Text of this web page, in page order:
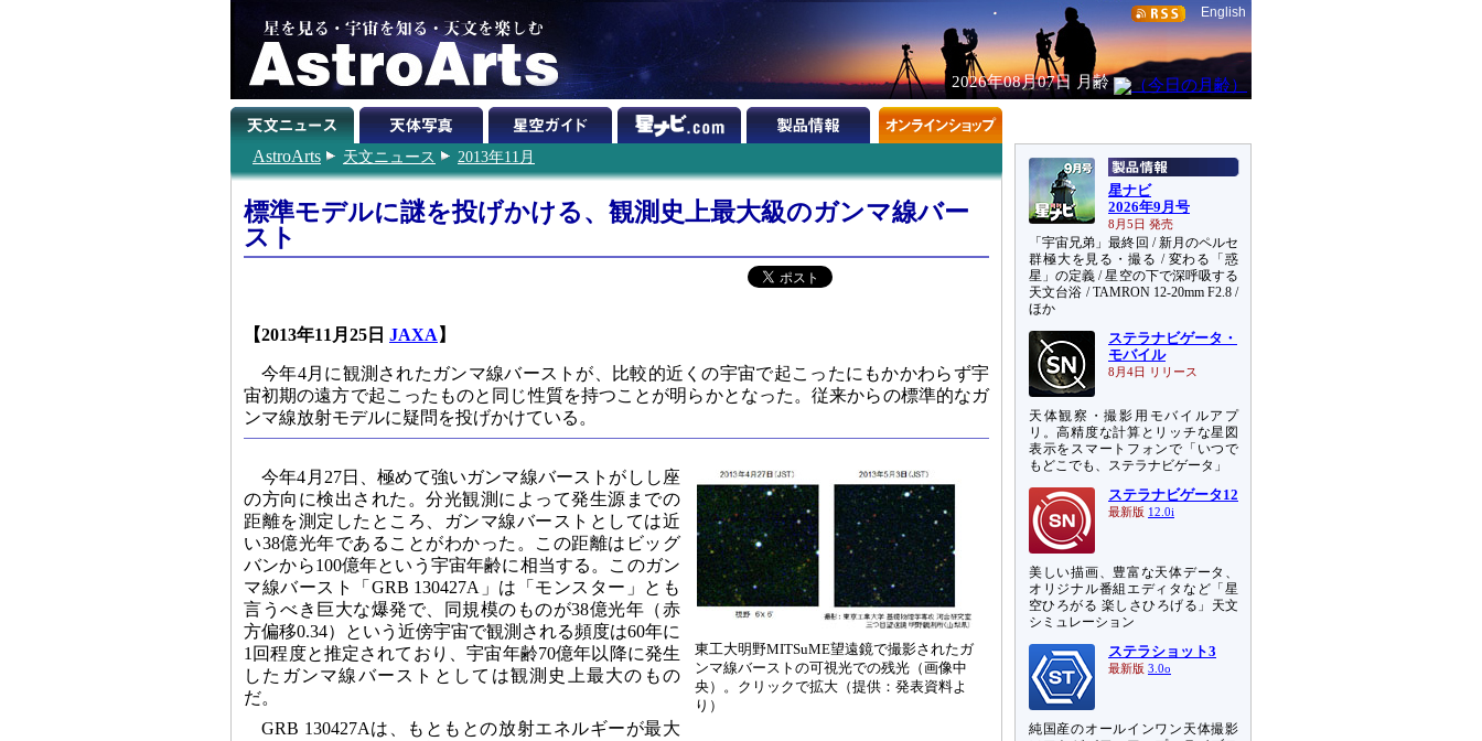
English
2026年08月07日 月齢
AstroArts 天文ニュース 2013年11月
標準モデルに謎を投げかける、観測史上最大級のガンマ線バー
スト
【2013年11月25日 JAXA 】
今年4月に観測されたガンマ線バーストが、比較的近くの宇宙で起こったにもかかわらず宇
宙初期の遠方で起こったものと同じ性質を持つことが明らかとなった。従来からの標準的なガ
ンマ線放射モデルに疑問を投げかけている。
東工大明野MITSuME望遠鏡で撮影されたガ
ンマ線バーストの可視光での残光（画像中
央）。クリックで拡大（提供：発表資料よ
り）
今年4月27日、極めて強いガンマ線バーストがしし座
の方向に検出された。分光観測によって発生源までの
距離を測定したところ、ガンマ線バーストとしては近
い38億光年であることがわかった。この距離はビッグ
バンから100億年という宇宙年齢に相当する。このガン
マ線バースト「GRB 130427A」は「モンスター」とも
言うべき巨大な爆発で、同規模のものが38億光年（赤
方偏移0.34）という近傍宇宙で観測される頻度は60年に
1回程度と推定されており、宇宙年齢70億年以降に発生
したガンマ線バーストとしては観測史上最大のもの
だ。
GRB 130427Aは、もともとの放射エネルギーが最大
星ナビ
2026年9月号
8月5日 発売
「宇宙兄弟」最終回 / 新月のペルセ
群極大を見る・撮る / 変わる「惑
星」の定義 / 星空の下で深呼吸する
天文台浴 / TAMRON 12-20mm F2.8 /
ほか
ステラナビゲータ・
モバイル
8月4日 リリース
天体観察・撮影用モバイルアプ
リ。高精度な計算とリッチな星図
表示をスマートフォンで「いつで
もどこでも、ステラナビゲータ」
ステラナビゲータ12
最新版 12.0i
美しい描画、豊富な天体データ、
オリジナル番組エディタなど「星
空ひろがる 楽しさひろげる」天文
シミュレーション
ステラショット3
最新版 3.0o
純国産のオールインワン天体撮影